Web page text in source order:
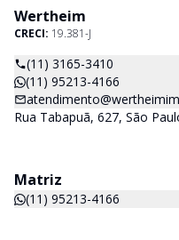
Wertheim
CRECI: 19.381-J
(11) 3165-3410
(11) 95213-4166
Rua Tabapuã, 627, São
Matriz
(11) 95213-4166